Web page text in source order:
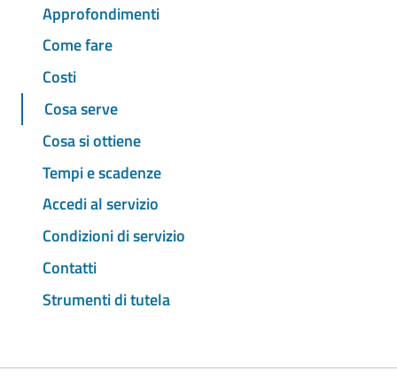
Approfondimenti
Come fare
Costi
Cosa serve
Cosa si ottiene
Tempi e scadenze
Accedi al servizio
Condizioni di servizio
Contatti
Strumenti di tutela